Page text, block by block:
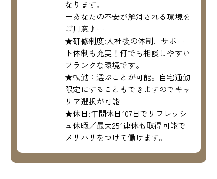
なります。
ーあなたの不安が解消される環境を
ご用意♪ー
★研修制度:入社後の体制、サポー
ト体制も充実！何でも相談しやすい
フランクな環境です。
★転勤：選ぶことが可能。自宅通勤
限定にすることもできますのでキャ
リア選択が可能
★休日:年間休日107日でリフレッシ
ュ休暇／最大251連休も取得可能で
メリハリをつけて働けます。